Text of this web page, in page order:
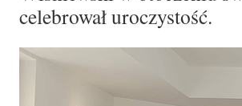
celebrował uroczystość.